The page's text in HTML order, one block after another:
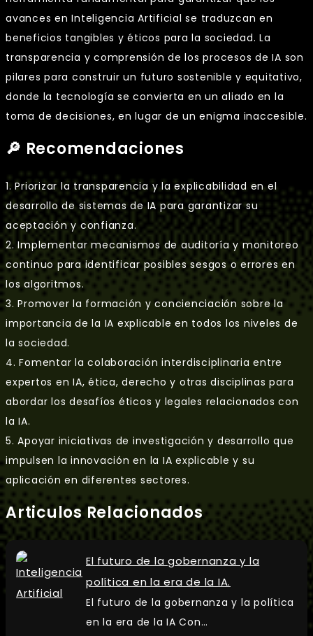
avances en Inteligencia Artificial se traduzcan en
beneficios tangibles y éticos para la sociedad. La
transparencia y comprensión de los procesos de IA son
pilares para construir un futuro sostenible y equitativo,
donde la tecnología se convierta en un aliado en la
toma de decisiones, en lugar de un enigma inaccesible.
🔎 Recomendaciones
1. Priorizar la transparencia y la explicabilidad en el
desarrollo de sistemas de IA para garantizar su
aceptación y confianza.
2. Implementar mecanismos de auditoría y monitoreo
continuo para identificar posibles sesgos o errores en
los algoritmos.
3. Promover la formación y concienciación sobre la
importancia de la IA explicable en todos los niveles de
la sociedad.
4. Fomentar la colaboración interdisciplinaria entre
expertos en IA, ética, derecho y otras disciplinas para
abordar los desafíos éticos y legales relacionados con
la IA.
5. Apoyar iniciativas de investigación y desarrollo que
impulsen la innovación en la IA explicable y su
aplicación en diferentes sectores.
Articulos Relacionados
El futuro de la gobernanza y la
política en la era de la IA.
El futuro de la gobernanza y la política
en la era de la IA Con…